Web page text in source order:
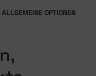
ALLGEMEINE OPTIONEN